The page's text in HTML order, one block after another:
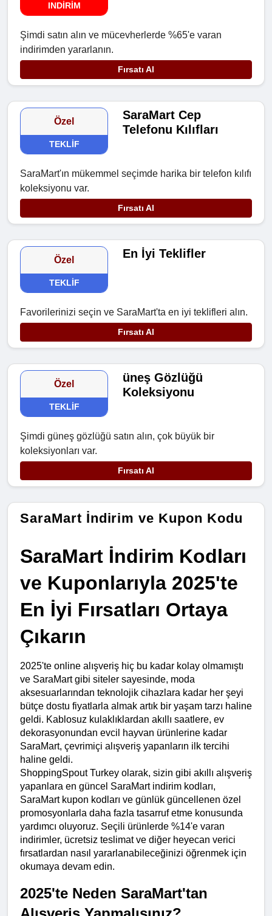
INDIRIM
Şimdi satın alın ve mücevherlerde %65'e varan
indirimden yararlanın.
Fırsatı Al
Özel
TEKLIF
SaraMart Cep
Telefonu Kılıfları
SaraMart'ın mükemmel seçimde harika bir telefon kılıfı
koleksiyonu var.
Fırsatı Al
Özel
TEKLIF
En İyi Teklifler
Favorilerinizi seçin ve SaraMart'ta en iyi teklifleri alın.
Fırsatı Al
Özel
TEKLIF
üneş Gözlüğü
Koleksiyonu
Şimdi güneş gözlüğü satın alın, çok büyük bir
koleksiyonları var.
Fırsatı Al
SaraMart İndirim ve Kupon Kodu
SaraMart İndirim Kodları
ve Kuponlarıyla 2025'te
En İyi Fırsatları Ortaya
Çıkarın
2025'te online alışveriş hiç bu kadar kolay olmamıştı
ve SaraMart gibi siteler sayesinde, moda
aksesuarlarından teknolojik cihazlara kadar her şeyi
bütçe dostu fiyatlarla almak artık bir yaşam tarzı haline
geldi. Kablosuz kulaklıklardan akıllı saatlere, ev
dekorasyonundan evcil hayvan ürünlerine kadar
SaraMart, çevrimiçi alışveriş yapanların ilk tercihi
haline geldi.
ShoppingSpout Turkey olarak, sizin gibi akıllı alışveriş
yapanlara en güncel SaraMart indirim kodları,
SaraMart kupon kodları ve günlük güncellenen özel
promosyonlarla daha fazla tasarruf etme konusunda
yardımcı oluyoruz. Seçili ürünlerde %14'e varan
indirimler, ücretsiz teslimat ve diğer heyecan verici
fırsatlardan nasıl yararlanabileceğinizi öğrenmek için
okumaya devam edin.
2025'te Neden SaraMart'tan